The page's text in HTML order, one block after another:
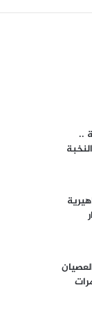
..